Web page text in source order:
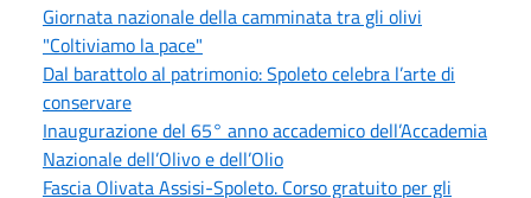
Giornata nazionale della camminata tra gli olivi
"Coltiviamo la pace"
Dal barattolo al patrimonio: Spoleto celebra l’arte di
conservare
Inaugurazione del 65° anno accademico dell’Accademia
Nazionale dell’Olivo e dell’Olio
Fascia Olivata Assisi-Spoleto. Corso gratuito per gli